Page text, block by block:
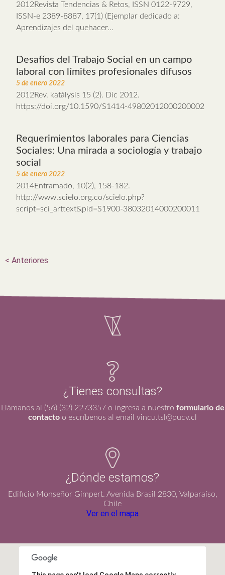
2012Revista Tendencias & Retos, ISSN 0122-9729,
ISSN-e 2389-8887, 17(1) (Ejemplar dedicado a:
Aprendizajes del quehacer...
Desafíos del Trabajo Social en un campo
laboral con límites profesionales difusos
5 de enero 2022
2012Rev. katálysis 15 (2). Dic 2012.
https://doi.org/10.1590/S1414-49802012000200002
Requerimientos laborales para Ciencias
Sociales: Una mirada a sociología y trabajo
social
5 de enero 2022
2014Entramado, 10(2), 158-182.
http://www.scielo.org.co/scielo.php?
script=sci_arttext&pid=S1900-38032014000200011
< Anteriores
¿Tienes consultas?
Llámanos al (56) (32) 2273357 o ingresa a nuestro formulario de
contacto o escríbenos al email vincu.tsl@pucv.cl
¿Dónde estamos?
Edificio Monseñor Gimpert. Avenida Brasil 2830, Valparaíso,
Chile
Ver en el mapa